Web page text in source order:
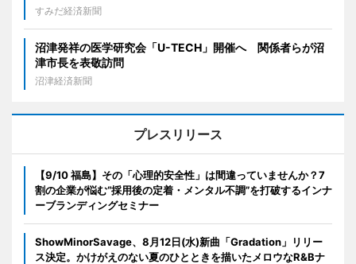
すみだ経済新聞
沼津発祥の医学研究会「U-TECH」開催へ 関係者らが沼
津市長を表敬訪問
沼津経済新聞
プレスリリース
【9/10 福島】その「心理的安全性」は間違っていませんか？7
割の企業が悩む“採用後の定着・メンタル不調”を打破するインナ
ーブランディングセミナー
ShowMinorSavage、8月12日(水)新曲「Gradation」リリー
ス決定。かけがえのない夏のひとときを描いたメロウなR&Bナ